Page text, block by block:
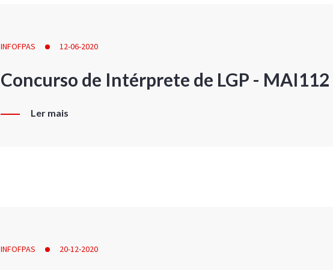
INFOFPAS 12-06-2020
Concurso de Intérprete de LGP - MAI112
Ler mais
INFOFPAS 20-12-2020